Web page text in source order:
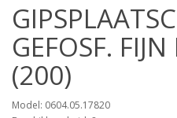
GEFOSF.
(200)
Model: 0604.05.17820